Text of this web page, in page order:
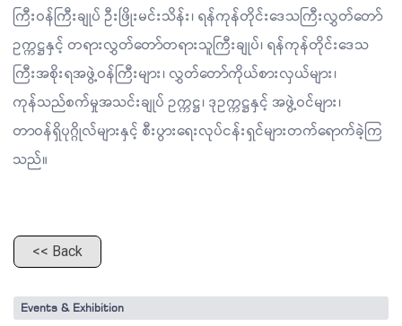
ကြီးဝန်ကြီးချုပ် ဦးဖြိုးမင်းသိန်း၊ ရန်ကုန်တိုင်းဒေသကြီးလွှတ်တော်
ဥက္ကဋ္ဌနှင့် တရားလွှတ်တော်တရားသူကြီးချုပ်၊ ရန်ကုန်တိုင်းဒေသ
ကြီးအစိုးရအဖွဲ့ဝန်ကြီးများ၊ လွှတ်တော်ကိုယ်စားလှယ်များ၊
ကုန်သည်စက်မှုအသင်းချုပ် ဥက္ကဋ္ဌ၊ ဒုဥက္ကဋ္ဌနှင့် အဖွဲ့ဝင်များ၊
တာဝန်ရှိပုဂ္ဂိုလ်များနှင့် စီးပွားရေးလုပ်ငန်းရှင်များတက်ရောက်ခဲ့ကြ
သည်။
<< Back
Events & Exhibition